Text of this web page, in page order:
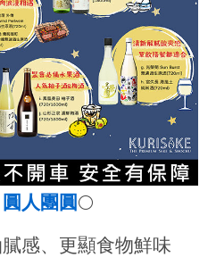
人團圓🌕
感、更顯食物鮮味